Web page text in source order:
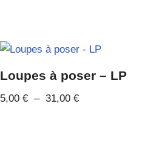
Loupes à poser – LP
5,00 € – 31,00 €